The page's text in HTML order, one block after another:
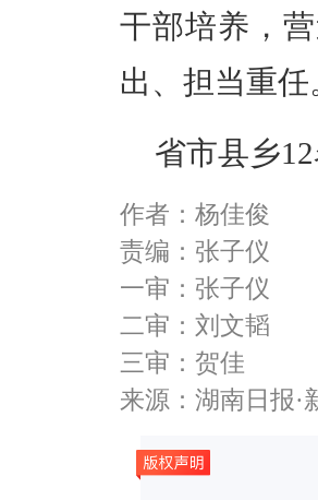
干部培养，
出、担当重任
省市县乡
作者：杨佳俊
责编：张子仪
一审：张子仪
二审：刘文韬
三审：贺佳
来源：湖南日报·